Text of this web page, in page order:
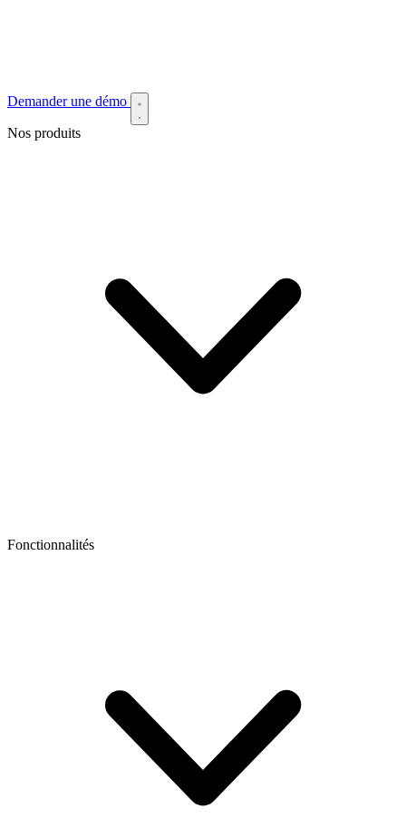
Demander une démo
Nos produits
Fonctionnalités